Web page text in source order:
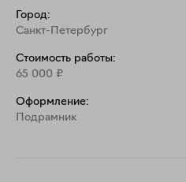
Город:
Санкт-Петербург
Стоимость работы:
65 000 ₽
Оформление:
Подрамник